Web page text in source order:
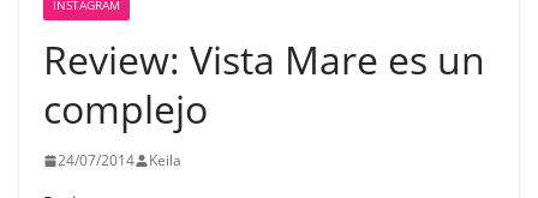
INSTAGRAM
Review: Vista Mare es un
complejo
24/07/2014 Keila